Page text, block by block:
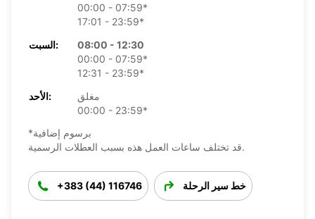
00:00 - 07:59*
17:01 - 23:59*
السبت:
08:00 - 12:30
00:00 - 07:59*
12:31 - 23:59*
الأحد:
مغلق
00:00 - 23:59*
*برسوم إضافية
قد تختلف ساعات العمل هذه بسبب العطلات الرسمية.
+383 (44) 116746 خط سير الرحلة